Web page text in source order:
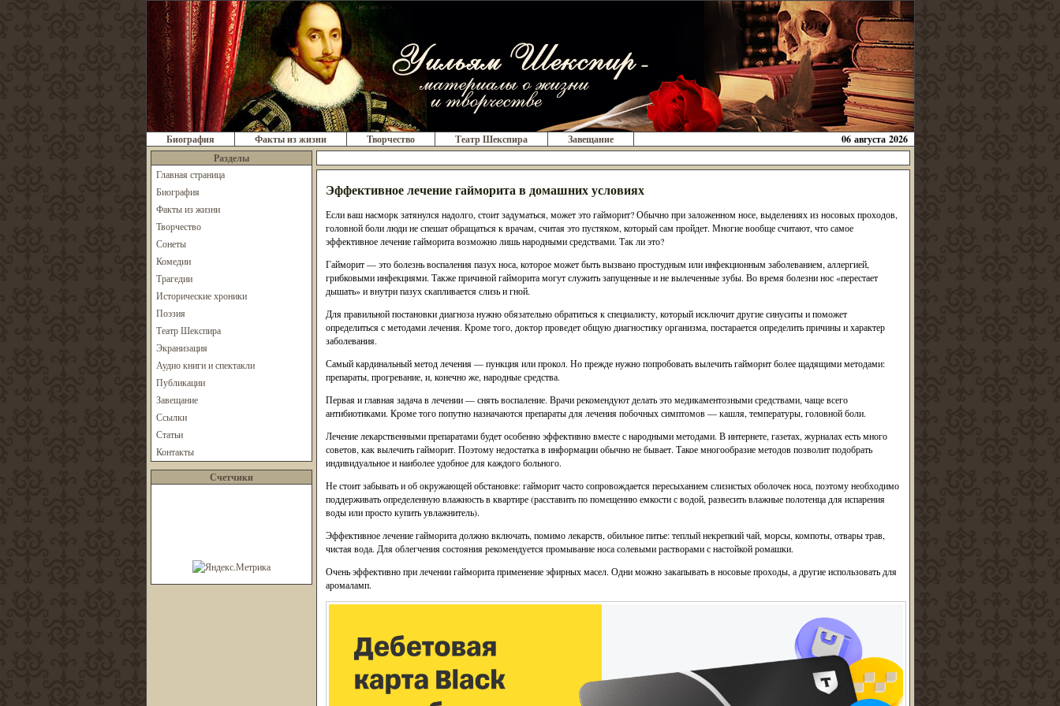
Биография Факты из жизни Творчество Театр Шекспира Завещание
06 августа 2026
Разделы
Главная страница
Биография
Факты из жизни
Творчество
Сонеты
Комедии
Трагедии
Исторические хроники
Поэзия
Театр Шекспира
Экранизация
Аудио книги и спектакли
Публикации
Завещание
Ссылки
Статьи
Контакты
Счетчики
Эффективное лечение гайморита в домашних условиях
Если ваш насморк затянулся надолго, стоит задуматься, может это гайморит? Обычно при заложенном носе, выделениях из носовых проходов,
головной боли люди не спешат обращаться к врачам, считая это пустяком, который сам пройдет. Многие вообще считают, что самое
эффективное лечение гайморита возможно лишь народными средствами. Так ли это?
Гайморит — это болезнь воспаления пазух носа, которое может быть вызвано простудным или инфекционным заболеванием, аллергией,
грибковыми инфекциями. Также причиной гайморита могут служить запущенные и не вылеченные зубы. Во время болезни нос «перестает
дышать» и внутри пазух скапливается слизь и гной.
Для правильной постановки диагноза нужно обязательно обратиться к специалисту, который исключит другие синуситы и поможет
определиться с методами лечения. Кроме того, доктор проведет общую диагностику организма, постарается определить причины и характер
заболевания.
Самый кардинальный метод лечения — пункция или прокол. Но прежде нужно попробовать вылечить гайморит более щадящими методами:
препараты, прогревание, и, конечно же, народные средства.
Первая и главная задача в лечении — снять воспаление. Врачи рекомендуют делать это медикаментозными средствами, чаще всего
антибиотиками. Кроме того попутно назначаются препараты для лечения побочных симптомов — кашля, температуры, головной боли.
Лечение лекарственными препаратами будет особенно эффективно вместе с народными методами. В интернете, газетах, журналах есть много
советов, как вылечить гайморит. Поэтому недостатка в информации обычно не бывает. Такое многообразие методов позволит подобрать
индивидуальное и наиболее удобное для каждого больного.
Не стоит забывать и об окружающей обстановке: гайморит часто сопровождается пересыханием слизистых оболочек носа, поэтому необходимо
поддерживать определенную влажность в квартире (расставить по помещению емкости с водой, развесить влажные полотенца для испарения
воды или просто купить увлажнитель).
Эффективное лечение гайморита должно включать, помимо лекарств, обильное питье: теплый некрепкий чай, морсы, компоты, отвары трав,
чистая вода. Для облегчения состояния рекомендуется промывание носа солевыми растворами с настойкой ромашки.
Очень эффективно при лечении гайморита применение эфирных масел. Одни можно закапывать в носовые проходы, а другие использовать для
аромаламп.